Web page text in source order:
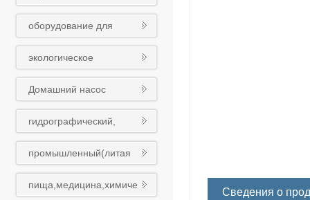
оборудования
оборудование для
обработки сточных вод
экологическое
оборудование
Домашний насос
гидрографический,
муниципальный
(чугунный шариковый)
клапан
промышленный(литая
сталь)клапан
пища,медицина,химиче
Сведения о